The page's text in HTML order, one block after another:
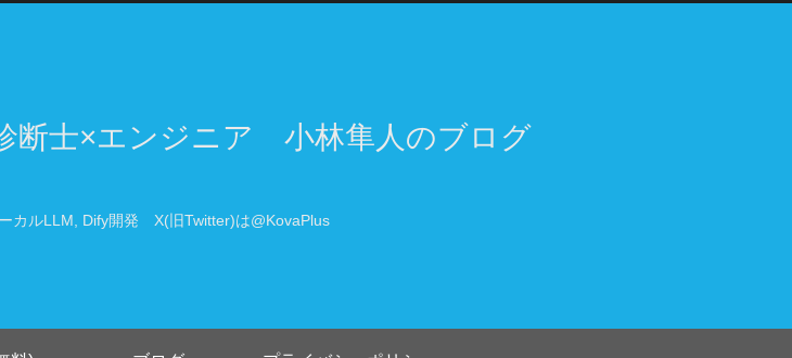
断士×エンジニア 小林隼人のブログ
カルLLM, Dify開発 X(旧Twitter)は@KovaPlus